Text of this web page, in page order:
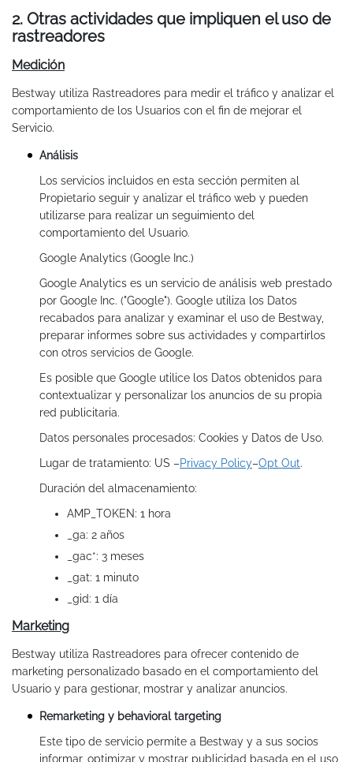
2. Otras actividades que impliquen el uso de
rastreadores
Medición
Bestway utiliza Rastreadores para medir el tráfico y analizar el
comportamiento de los Usuarios con el fin de mejorar el
Servicio.
Análisis
Los servicios incluidos en esta sección permiten al
Propietario seguir y analizar el tráfico web y pueden
utilizarse para realizar un seguimiento del
comportamiento del Usuario.
Google Analytics (Google Inc.)
Google Analytics es un servicio de análisis web prestado
por Google Inc. ("Google"). Google utiliza los Datos
recabados para analizar y examinar el uso de Bestway,
preparar informes sobre sus actividades y compartirlos
con otros servicios de Google.
Es posible que Google utilice los Datos obtenidos para
contextualizar y personalizar los anuncios de su propia
red publicitaria.
Datos personales procesados: Cookies y Datos de Uso.
Lugar de tratamiento: US –Privacy Policy–Opt Out.
Duración del almacenamiento:
AMP_TOKEN: 1 hora
_ga: 2 años
_gac*: 3 meses
_gat: 1 minuto
_gid: 1 día
Marketing
Bestway utiliza Rastreadores para ofrecer contenido de
marketing personalizado basado en el comportamiento del
Usuario y para gestionar, mostrar y analizar anuncios.
Remarketing y behavioral targeting
Este tipo de servicio permite a Bestway y a sus socios
informar, optimizar y mostrar publicidad basada en el uso